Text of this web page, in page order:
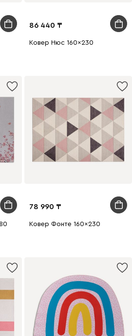
86 440
Ковер Нюс 160x230
78 990
Ковер Фонте 160x230